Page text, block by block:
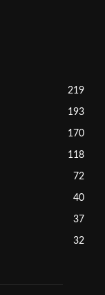
219
193
170
118
72
40
37
32